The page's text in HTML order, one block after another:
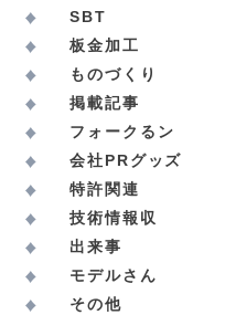
SBT
板金加工
ものづくり
掲載記事
フォークるン
会社PRグッズ
特許関連
技術情報収
出来事
モデルさん
その他